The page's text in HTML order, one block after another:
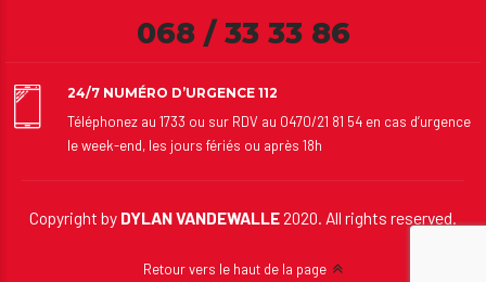
068 / 33 33 86
24/7 NUMÉRO D’URGENCE 112
Téléphonez au 1733 ou sur RDV au 0470/21 81 54 en cas d’urgence
le week-end, les jours fériés ou après 18h
Copyright by DYLAN VANDEWALLE 2020. All rights reserved.
Retour vers le haut de la page